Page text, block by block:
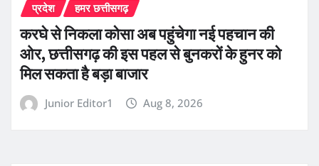
प्रदेश हमर छत्तीसगढ़
करघे से निकला कोसा अब पहुंचेगा नई पहचान की
ओर, छत्तीसगढ़ की इस पहल से बुनकरों के हुनर को
मिल सकता है बड़ा बाजार
Junior Editor1 Aug 8, 2026